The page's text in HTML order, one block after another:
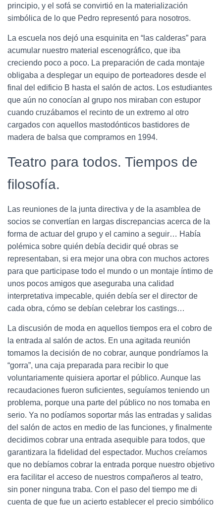
principio, y el sofá se convirtió en la materialización
simbólica de lo que Pedro representó para nosotros.
La escuela nos dejó una esquinita en “las calderas” para
acumular nuestro material escenográfico, que iba
creciendo poco a poco. La preparación de cada montaje
obligaba a desplegar un equipo de porteadores desde el
final del edificio B hasta el salón de actos. Los estudiantes
que aún no conocían al grupo nos miraban con estupor
cuando cruzábamos el recinto de un extremo al otro
cargados con aquellos mastodónticos bastidores de
madera de balsa que compramos en 1994.
Teatro para todos. Tiempos de
filosofía.
Las reuniones de la junta directiva y de la asamblea de
socios se convertían en largas discrepancias acerca de la
forma de actuar del grupo y el camino a seguir… Había
polémica sobre quién debía decidir qué obras se
representaban, si era mejor una obra con muchos actores
para que participase todo el mundo o un montaje íntimo de
unos pocos amigos que aseguraba una calidad
interpretativa impecable, quién debía ser el director de
cada obra, cómo se debían celebrar los castings…
La discusión de moda en aquellos tiempos era el cobro de
la entrada al salón de actos. En una agitada reunión
tomamos la decisión de no cobrar, aunque pondríamos la
“gorra”, una caja preparada para recibir lo que
voluntariamente quisiera aportar el público. Aunque las
recaudaciones fueron suficientes, seguíamos teniendo un
problema, porque una parte del público no nos tomaba en
serio. Ya no podíamos soportar más las entradas y salidas
del salón de actos en medio de las funciones, y finalmente
decidimos cobrar una entrada asequible para todos, que
garantizara la fidelidad del espectador. Muchos creíamos
que no debíamos cobrar la entrada porque nuestro objetivo
era facilitar el acceso de nuestros compañeros al teatro,
sin poner ninguna traba. Con el paso del tiempo me di
cuenta de que fue un acierto establecer el precio simbólico